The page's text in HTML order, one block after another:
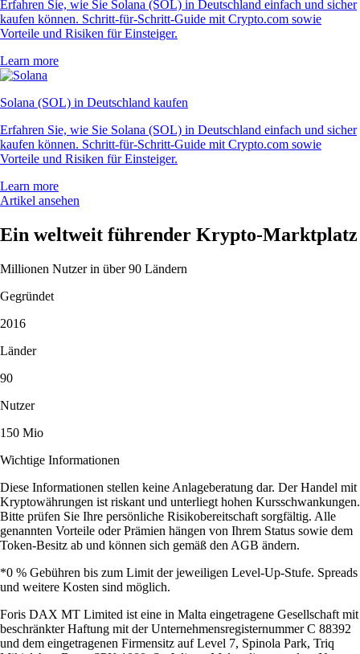
Erfahren Sie, wie Sie Solana (SOL) in Deutschland einfach und sicher
kaufen können. Schritt-für-Schritt-Guide mit Crypto.com sowie
Vorteile und Risiken für Einsteiger.
Learn more
Solana (SOL) in Deutschland kaufen
Erfahren Sie, wie Sie Solana (SOL) in Deutschland einfach und sicher
kaufen können. Schritt-für-Schritt-Guide mit Crypto.com sowie
Vorteile und Risiken für Einsteiger.
Learn more
Artikel ansehen
Ein weltweit führender Krypto-Marktplatz
Millionen Nutzer in über 90 Ländern
Gegründet
2016
Länder
90
Nutzer
150 Mio
Wichtige Informationen
Diese Informationen stellen keine Anlageberatung dar. Der Handel mit
Kryptowährungen ist riskant und unterliegt hohen Kursschwankungen.
Bitte prüfen Sie Ihre persönliche Risikobereitschaft sorgfältig. Alle
genannten Vorteile oder Prämien hängen von Ihrem Status sowie dem
Token-Besitz ab und können sich gemäß den AGB ändern.
*0 % Gebühren bis zum Limit der jeweiligen Level-Up-Stufe. Spreads
und weitere Kosten sind möglich.
Foris DAX MT Limited ist eine in Malta eingetragene Gesellschaft mit
beschränkter Haftung mit der Unternehmensregisternummer C 88392
und dem eingetragenen Firmensitz auf Level 7, Spinola Park, Triq